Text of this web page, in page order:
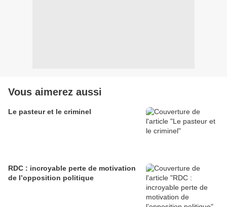
Vous aimerez aussi
Le pasteur et le criminel
RDC : incroyable perte de motivation
de l’opposition politique